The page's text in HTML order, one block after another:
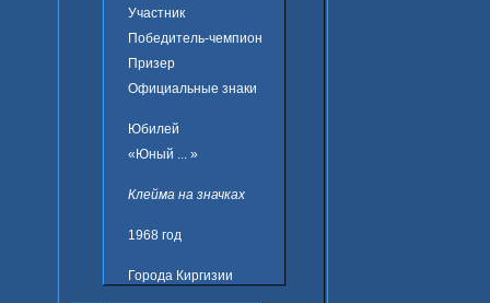
Участник
Победитель-чемпион
Призер
Официальные знаки
Юбилей
«Юный ... »
Клейма на значках
1968 год
Города Киргизии